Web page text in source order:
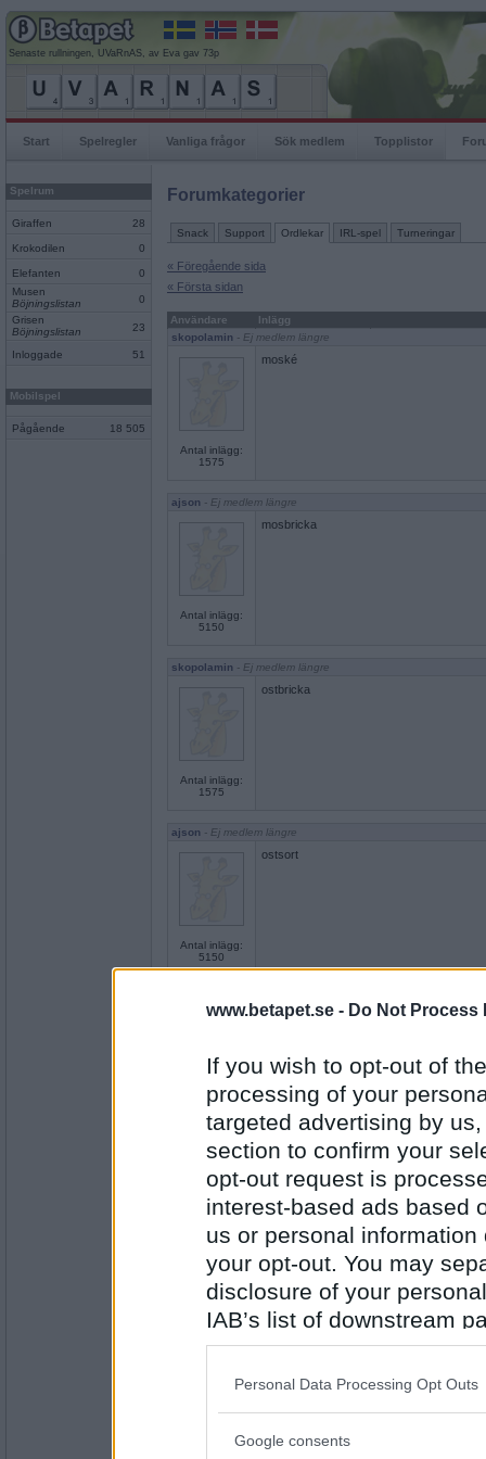
www.betapet.se - Do Not Process
If you wish to opt-out of
processing of your
targeted advertising by
section to confirm your
opt-out request is
interest-based ads based
us or personal
your opt-out. You may
disclosure of your
IAB’s list of downstream
also be disclosed by us
Downstream Participants
Please note that this
Personal Data Processing Opt Outs
Google consents
Senaste rullningen, UVaRnAS, av Eva gav 73p
Start Spelregler Vanliga frågor Sök medlem Topplistor
Spelrum
Giraffen 28
Krokodilen 0
Elefanten
0
Musen
Böjningslistan
0
Grisen
Böjningslistan
23
Inloggade 51
Mobilspel
Pågående 18 505
Forumkategorier
Snack Support Ordlekar IRL-spel Turneringar
« Föregående sida
« Första sidan
Användare
Inlägg
skopolamin - Ej medlem längre
Antal inlägg:
1575
moské
ajson - Ej medlem längre
Antal inlägg:
5150
mosbricka
skopolamin - Ej medlem längre
Antal inlägg:
1575
ostbricka
ajson - Ej medlem längre
Antal inlägg:
5150
ostsort
Antal inlägg:
1575
sommarlov
lillakickan
Antal inlägg:
1190
marinblå
- Ej medlem längre
Antal inlägg:
inblåsning